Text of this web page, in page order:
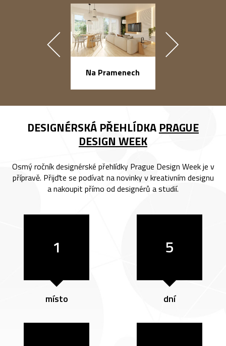
Na Pramenech
DESIGNÉRSKÁ PŘEHLÍDKA PRAGUE
DESIGN WEEK
Osmý ročník designérské přehlídky Prague Design Week je v
přípravě. Přijďte se podívat na novinky v kreativním designu
a nakoupit přímo od designérů a studií.
1
místo
5
dní